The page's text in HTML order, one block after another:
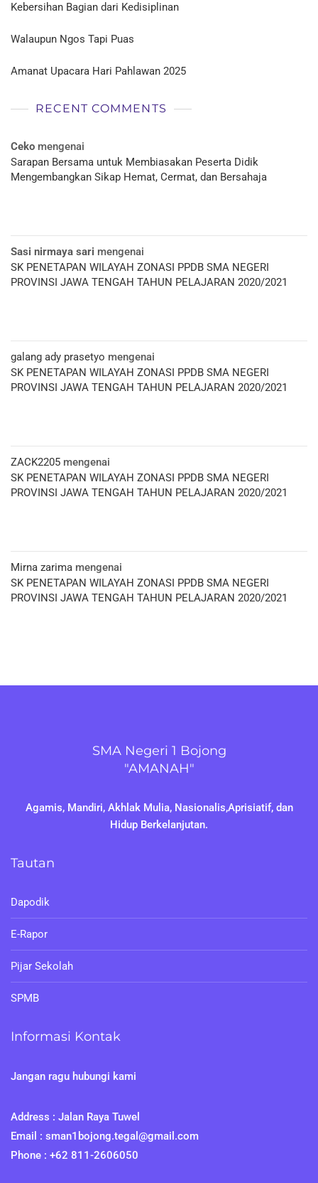
Kebersihan Bagian dari Kedisiplinan
Walaupun Ngos Tapi Puas
Amanat Upacara Hari Pahlawan 2025
RECENT COMMENTS
Ceko mengenai
Sarapan Bersama untuk Membiasakan Peserta Didik
Mengembangkan Sikap Hemat, Cermat, dan Bersahaja
Sasi nirmaya sari mengenai
SK PENETAPAN WILAYAH ZONASI PPDB SMA NEGERI
PROVINSI JAWA TENGAH TAHUN PELAJARAN 2020/2021
galang ady prasetyo mengenai
SK PENETAPAN WILAYAH ZONASI PPDB SMA NEGERI
PROVINSI JAWA TENGAH TAHUN PELAJARAN 2020/2021
ZACK2205 mengenai
SK PENETAPAN WILAYAH ZONASI PPDB SMA NEGERI
PROVINSI JAWA TENGAH TAHUN PELAJARAN 2020/2021
Mirna zarima mengenai
SK PENETAPAN WILAYAH ZONASI PPDB SMA NEGERI
PROVINSI JAWA TENGAH TAHUN PELAJARAN 2020/2021
SMA Negeri 1 Bojong
"AMANAH"
Agamis, Mandiri, Akhlak Mulia, Nasionalis,Aprisiatif, dan
Hidup Berkelanjutan.
Tautan
Dapodik
E-Rapor
Pijar Sekolah
SPMB
Informasi Kontak
Jangan ragu hubungi kami
Address : Jalan Raya Tuwel
Email : sman1bojong.tegal@gmail.com
Phone : +62 811-2606050